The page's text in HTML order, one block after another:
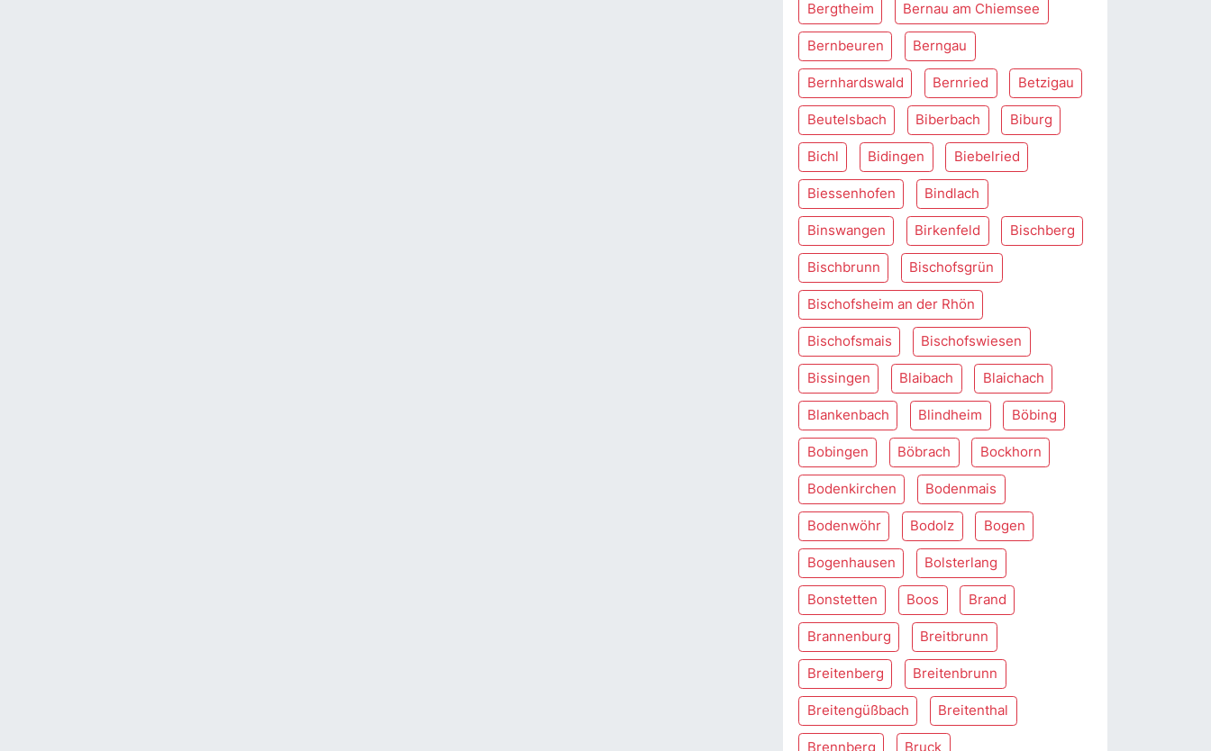
Bergtheim Bernau am Chiemsee
Bernbeuren Berngau
Bernhardswald Bernried Betzigau
Beutelsbach Biberbach Biburg
Bichl Bidingen Biebelried
Biessenhofen Bindlach
Binswangen Birkenfeld Bischberg
Bischbrunn Bischofsgrün
Bischofsheim an der Rhön
Bischofsmais Bischofswiesen
Bissingen Blaibach Blaichach
Blankenbach Blindheim Böbing
Bobingen Böbrach Bockhorn
Bodenkirchen Bodenmais
Bodenwöhr Bodolz Bogen
Bogenhausen Bolsterlang
Bonstetten Boos Brand
Brannenburg Breitbrunn
Breitenberg Breitenbrunn
Breitengüßbach Breitenthal
Brennberg Bruck